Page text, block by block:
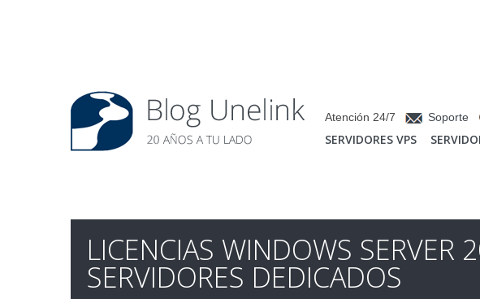
Atención 24/7 Soporte
SERVIDORES VPS
LICENCIAS WINDOWS SERVER
SERVIDORES DEDICADOS